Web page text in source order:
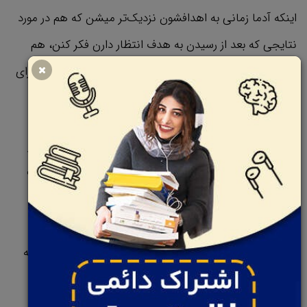
اینکه آدما زمانی به اهدافشون نزدیک‌تر میشن که هم در مورد
نتایجی که بعد از رسیدن به هدف انتظار دارن فکر کنن، هم
واقعیت‌هایی که باهاش مواجه هستن رو در نظر بگیرن و برای
هر دو حالت برنامه ریزی کنن.
یه راه کار موثر برای به تعادل رسوندن تضاد ذهنی، اینه که از
روش «وقتی–پس» استفاده کنید. وقتی دارید روی یه فعالیت
مهم کار می‌کنید و کسی مزاحمتون میشه و درخواست فوری
ازتون داره، و اهمیت درخواستش از کاری که می‌کنید کمتره،
پس باید با یک جمله مثبت و مودبانه واکنش نشون بدید. به
این صورت که به درخواست کننده بگید که درخواستش رو